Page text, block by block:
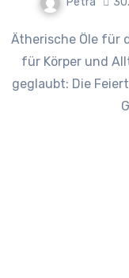
Ätherische Öle für die Feiertage, Wärme, Ruhe und Duft
für Körper und
geglaubt: Die